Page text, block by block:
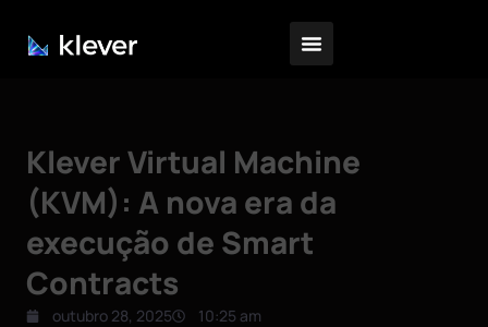
Klever Virtual Machine
(KVM): A nova era da
execução de Smart
Contracts
outubro 28, 2025 10:25 am